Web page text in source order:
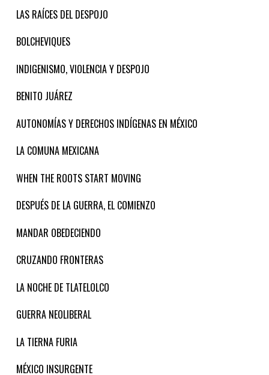
LAS RAÍCES DEL DESPOJO
BOLCHEVIQUES
INDIGENISMO, VIOLENCIA Y DESPOJO
BENITO JUÁREZ
AUTONOMÍAS Y DERECHOS INDÍGENAS EN MÉXICO
LA COMUNA MEXICANA
WHEN THE ROOTS START MOVING
DESPUÉS DE LA GUERRA, EL COMIENZO
MANDAR OBEDECIENDO
CRUZANDO FRONTERAS
LA NOCHE DE TLATELOLCO
GUERRA NEOLIBERAL
LA TIERNA FURIA
MÉXICO INSURGENTE